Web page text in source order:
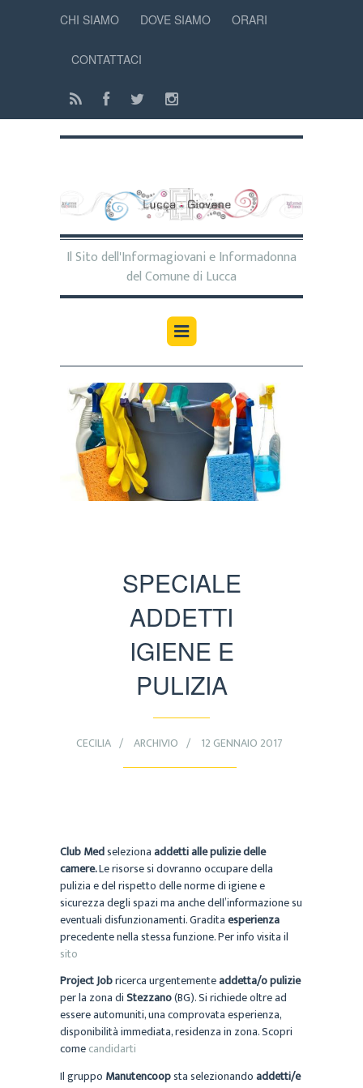
CHI SIAMO DOVE SIAMO ORARI
CONTATTACI
Il Sito dell'Informagiovani e Informadonna
del Comune di Lucca
SPECIALE
ADDETTI
IGIENE E
PULIZIA
CECILIA ARCHIVIO 12 GENNAIO 2017
Club Medselezionaaddetti alle pulizie delle
camere.Le risorse si dovranno occupare della
pulizia e del rispetto delle norme di igiene e
sicurezza degli spazi ma anche dell’informazione su
eventuali disfunzionamenti. Graditaesperienza
precedente nella stessa funzione. Per info visita il
sito
Project Jobricerca urgentementeaddetta/o pulizie
per la zona diStezzano(BG). Si richiede oltre ad
essere automuniti, una comprovata esperienza,
disponibilità immediata, residenza in zona. Scopri
comecandidarti
Il gruppo Manutencoopsta selezionandoaddetti/e